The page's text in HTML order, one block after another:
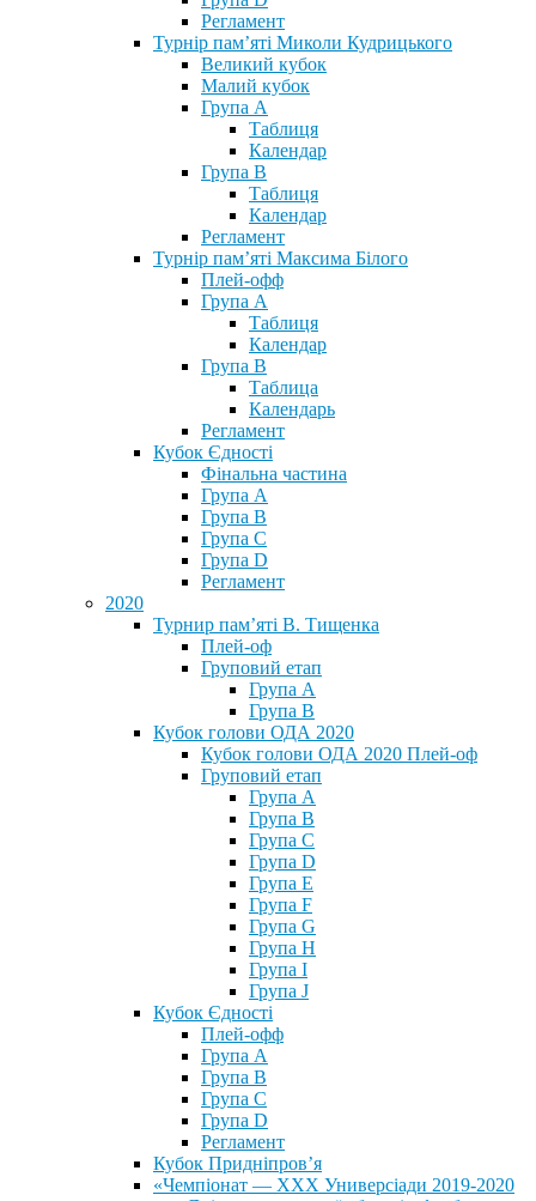
Регламент
Турнір пам’яті Миколи Кудрицького
Великий кубок
Малий кубок
Група А
Таблиця
Календар
Група В
Таблиця
Календар
Регламент
Турнір пам’яті Максима Білого
Плей-офф
Група А
Таблиця
Календар
Група В
Таблица
Календарь
Регламент
Кубок Єдності
Фінальна частина
Група А
Група В
Група С
Група D
Регламент
2020
Турнир пам’яті В. Тищенка
Плей-оф
Груповий етап
Група А
Група В
Кубок голови ОДА 2020
Кубок голови ОДА 2020 Плей-оф
Груповий етап
Група A
Група B
Група C
Група D
Група E
Група F
Група G
Група H
Група I
Група J
Кубок Єдності
Плей-офф
Група А
Група В
Група С
Група D
Регламент
Кубок Придніпров’я
«Чемпіонат — ХХХ Универсіади 2019-2020